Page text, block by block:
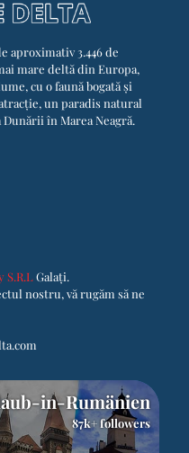
aproximativ 3.446 de
mare deltă din Europa,
cu o faună bogată și
un paradis natural
în Marea Neagră.
S.R.LGalați.
nostru, vă rugăm să ne
in-Rumänien
87k+ followers